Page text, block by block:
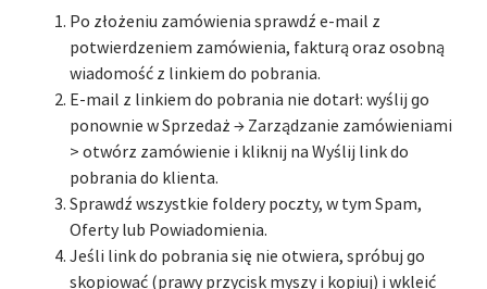
Po złożeniu zamówienia sprawdź e-mail z
potwierdzeniem zamówienia, fakturą oraz osobną
wiadomość z linkiem do pobrania.
E-mail z linkiem do pobrania nie dotarł: wyślij go
ponownie w Sprzedaż → Zarządzanie zamówieniami
> otwórz zamówienie i kliknij na Wyślij link do
pobrania do klienta.
Sprawdź wszystkie foldery poczty, w tym Spam,
Oferty lub Powiadomienia.
Jeśli link do pobrania się nie otwiera, spróbuj go
skopiować (prawy przycisk myszy i kopiuj) i wkleić